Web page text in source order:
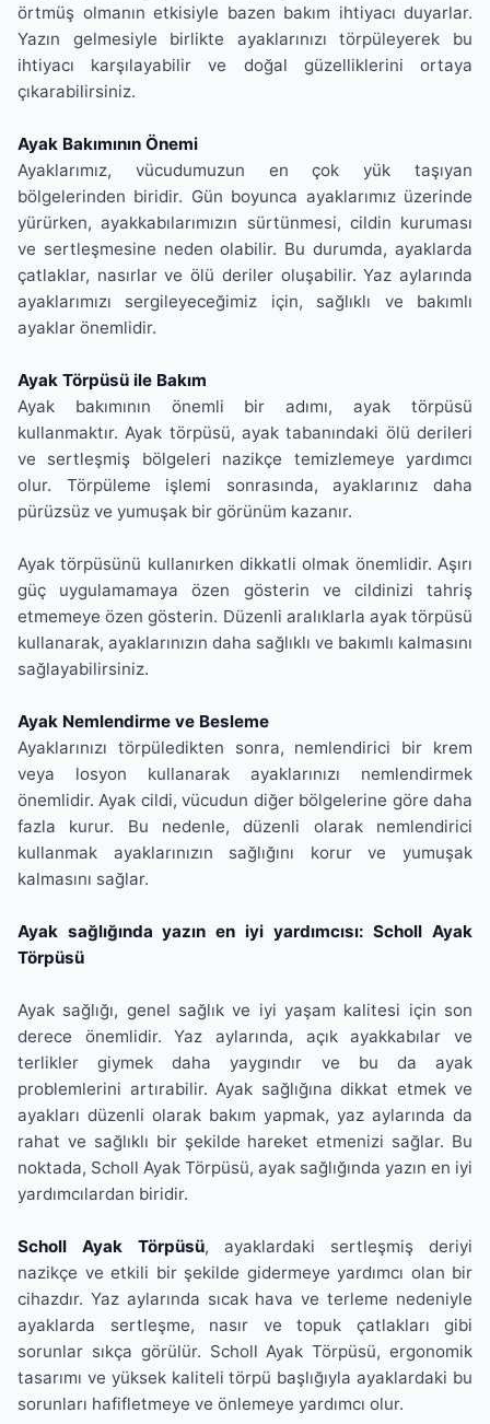
örtmüş olmanın etkisiyle bazen bakım ihtiyacı duyarlar.
Yazın gelmesiyle birlikte ayaklarınızı törpüleyerek bu
ihtiyacı karşılayabilir ve doğal güzelliklerini ortaya
çıkarabilirsiniz.
Ayak Bakımının Önemi
Ayaklarımız, vücudumuzun en çok yük taşıyan
bölgelerinden biridir. Gün boyunca ayaklarımız üzerinde
yürürken, ayakkabılarımızın sürtünmesi, cildin kuruması
ve sertleşmesine neden olabilir. Bu durumda, ayaklarda
çatlaklar, nasırlar ve ölü deriler oluşabilir. Yaz aylarında
ayaklarımızı sergileyeceğimiz için, sağlıklı ve bakımlı
ayaklar önemlidir.
Ayak Törpüsü ile Bakım
Ayak bakımının önemli bir adımı, ayak törpüsü
kullanmaktır. Ayak törpüsü, ayak tabanındaki ölü derileri
ve sertleşmiş bölgeleri nazikçe temizlemeye yardımcı
olur. Törpüleme işlemi sonrasında, ayaklarınız daha
pürüzsüz ve yumuşak bir görünüm kazanır.
Ayak törpüsünü kullanırken dikkatli olmak önemlidir. Aşırı
güç uygulamamaya özen gösterin ve cildinizi tahriş
etmemeye özen gösterin. Düzenli aralıklarla ayak törpüsü
kullanarak, ayaklarınızın daha sağlıklı ve bakımlı kalmasını
sağlayabilirsiniz.
Ayak Nemlendirme ve Besleme
Ayaklarınızı törpüledikten sonra, nemlendirici bir krem
veya losyon kullanarak ayaklarınızı nemlendirmek
önemlidir. Ayak cildi, vücudun diğer bölgelerine göre daha
fazla kurur. Bu nedenle, düzenli olarak nemlendirici
kullanmak ayaklarınızın sağlığını korur ve yumuşak
kalmasını sağlar.
Ayak sağlığında yazın en iyi yardımcısı: Scholl Ayak
Törpüsü
Ayak sağlığı, genel sağlık ve iyi yaşam kalitesi için son
derece önemlidir. Yaz aylarında, açık ayakkabılar ve
terlikler giymek daha yaygındır ve bu da ayak
problemlerini artırabilir. Ayak sağlığına dikkat etmek ve
ayakları düzenli olarak bakım yapmak, yaz aylarında da
rahat ve sağlıklı bir şekilde hareket etmenizi sağlar. Bu
noktada, Scholl Ayak Törpüsü, ayak sağlığında yazın en iyi
yardımcılardan biridir.
Scholl Ayak Törpüsü, ayaklardaki sertleşmiş deriyi
nazikçe ve etkili bir şekilde gidermeye yardımcı olan bir
cihazdır. Yaz aylarında sıcak hava ve terleme nedeniyle
ayaklarda sertleşme, nasır ve topuk çatlakları gibi
sorunlar sıkça görülür. Scholl Ayak Törpüsü, ergonomik
tasarımı ve yüksek kaliteli törpü başlığıyla ayaklardaki bu
sorunları hafifletmeye ve önlemeye yardımcı olur.